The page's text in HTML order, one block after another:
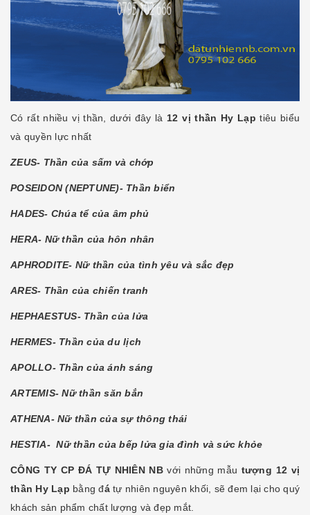
Có rất nhiều vị thần, dưới đây là 12 vị thần Hy Lạp tiêu biểu
và quyền lực nhất
ZEUS- Thần của sấm và chớp
POSEIDON (NEPTUNE)- Thần biển
HADES- Chúa tể của âm phủ
HERA- Nữ thần của hôn nhân
APHRODITE- Nữ thần của tình yêu và sắc đẹp
ARES- Thần của chiến tranh
HEPHAESTUS- Thần của lửa
HERMES- Thần của du lịch
APOLLO- Thần của ánh sáng
ARTEMIS- Nữ thần săn bắn
ATHENA- Nữ thần của sự thông thái
HESTIA- Nữ thần của bếp lửa gia đình và sức khỏe
CÔNG TY CP ĐÁ TỰ NHIÊN NBvới những mẫu tượng 12 vị
thần Hy Lạp bằng đá tự nhiên nguyên khối, sẽ đem lại cho quý
khách sản phẩm chất lượng và đẹp mắt.